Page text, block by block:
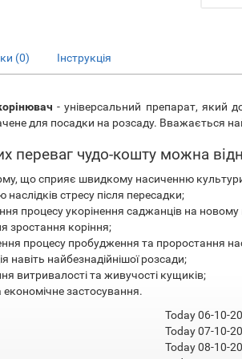
(0) Інструкція
- універсальний препарат, який
для посадки на розсаду. Вважається
переваг чудо-кошту можна
що сприяє швидкому насиченню
наслідків стресу після пересадки;
процесу укорінення саджанців на новому
зростання коріння;
процесу пробудження та проростання
навіть найбезнадійнішої розсади;
витривалості та живучості кущиків;
економічне застосування.
Today 06-10-
Today 07-10-
Today 08-10-